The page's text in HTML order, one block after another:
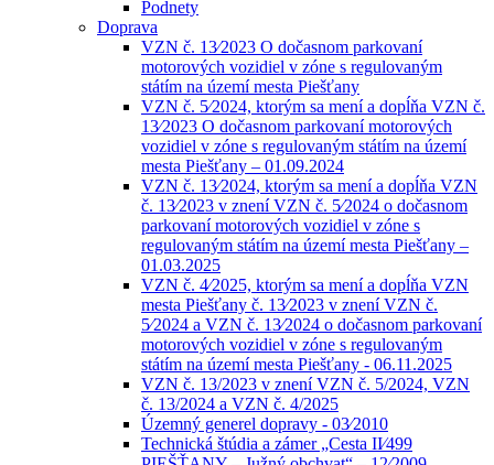
Podnety
Doprava
VZN č. 13⁄2023 O dočasnom parkovaní
motorových vozidiel v zóne s regulovaným
státím na území mesta Piešťany
VZN č. 5⁄2024, ktorým sa mení a dopĺňa VZN č.
13⁄2023 O dočasnom parkovaní motorových
vozidiel v zóne s regulovaným státím na území
mesta Piešťany – 01.09.2024
VZN č. 13⁄2024, ktorým sa mení a dopĺňa VZN
č. 13⁄2023 v znení VZN č. 5⁄2024 o dočasnom
parkovaní motorových vozidiel v zóne s
regulovaným státím na území mesta Piešťany –
01.03.2025
VZN č. 4⁄2025, ktorým sa mení a dopĺňa VZN
mesta Piešťany č. 13⁄2023 v znení VZN č.
5⁄2024 a VZN č. 13⁄2024 o dočasnom parkovaní
motorových vozidiel v zóne s regulovaným
státím na území mesta Piešťany - 06.11.2025
VZN č. 13/2023 v znení VZN č. 5/2024, VZN
č. 13/2024 a VZN č. 4/2025
Územný generel dopravy - 03⁄2010
Technická štúdia a zámer „Cesta II⁄499